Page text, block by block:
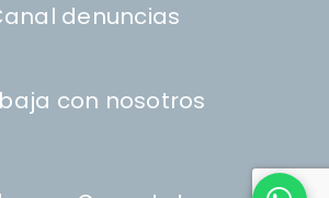
denuncias
con nosotros